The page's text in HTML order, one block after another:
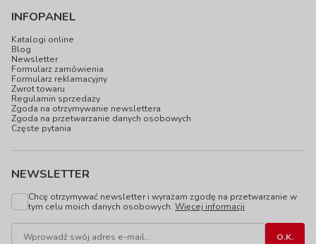
INFOPANEL
Katalogi online
Blog
Newsletter
Formularz zamówienia
Formularz reklamacyjny
Zwrot towaru
Regulamin sprzedaży
Zgoda na otrzymywanie newslettera
Zgoda na przetwarzanie danych osobowych
Częste pytania
NEWSLETTER
Chcę otrzymywać newsletter i wyrażam zgodę na przetwarzanie w
tym celu moich danych osobowych. Więcej informacji